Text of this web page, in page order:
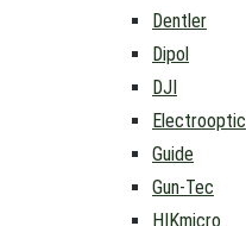
Dentler
Dipol
DJI
Electrooptic
Guide
Gun-Tec
HIKmicro